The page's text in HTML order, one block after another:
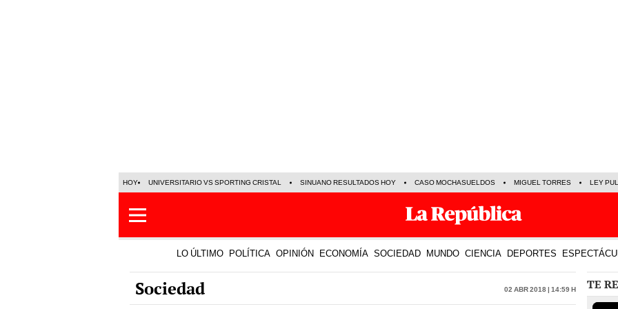
HOY UNIVERSITARIO VS SPORTING CRISTAL SINUANO RESULTADOS HOY CASO MOCHASUELDOS MIGUEL TORRES LEY
LO ÚLTIMO POLÍTICA OPINIÓN ECONOMÍA SOCIEDAD MUNDO CIENCIA DEPORTES
Sociedad 02 Abr 2018 | 14:59 h TE